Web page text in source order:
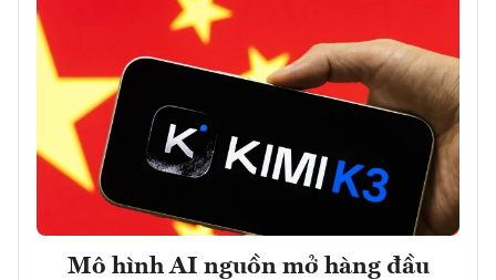
Mô hình AI nguồn mở hàng đầu